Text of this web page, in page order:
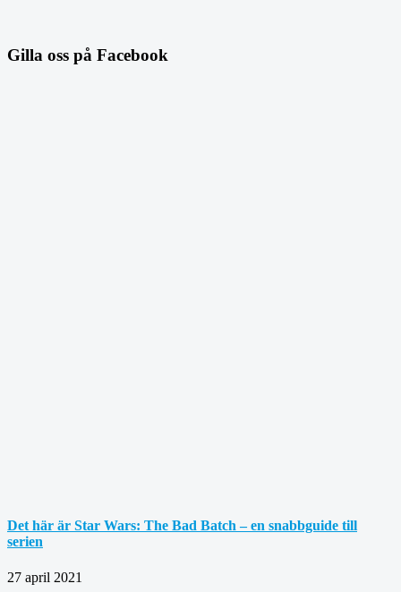
Gilla oss på Facebook
Det här är Star Wars: The Bad Batch – en snabbguide till
serien
27 april 2021